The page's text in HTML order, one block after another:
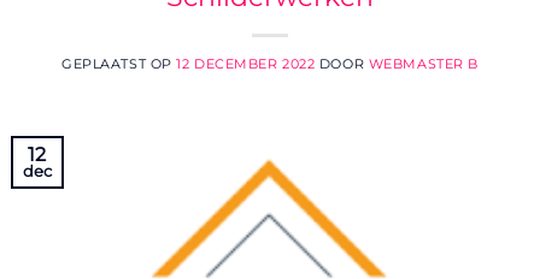
GEPLAATST OP12 DECEMBER 2022 DOOR WEBMASTER B
12
dec